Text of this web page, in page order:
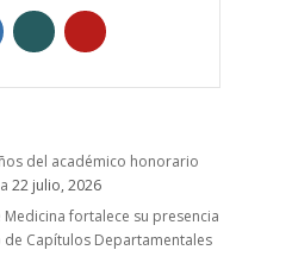
del académico honorario
22 julio, 2026
fortalece su presencia
Capítulos Departamentales